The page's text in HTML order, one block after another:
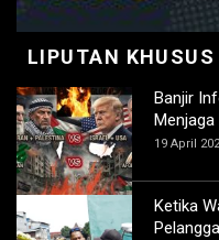
LIPUTAN KHUSUS
Banjir
19 April
Ketika